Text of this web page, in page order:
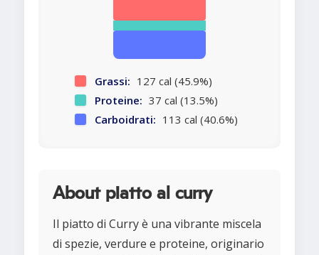
Grassi: 127 cal (45.9%)
Proteine: 37 cal (13.5%)
Carboidrati: 113 cal (40.6%)
About piatto al curry
Il piatto di Curry è una vibrante miscela
di spezie, verdure e proteine, originario